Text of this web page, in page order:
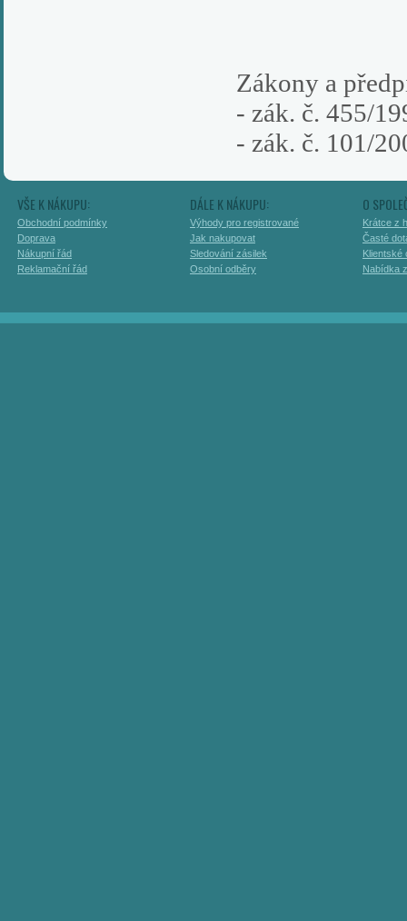
Zákony a
- zák. č. 455/
- zák. č. 101/
VŠE K NÁKUPU:
Obchodní podmínky
Doprava
Nákupní řád
Reklamační řád
DÁLE K NÁKUPU:
Výhody pro registrované
Jak nakupovat
Sledování zásilek
Osobní odběry
O
Krátce z
Časté
Klientské
Nabídka